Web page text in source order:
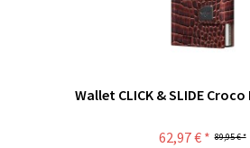
Wallet CLICK & SLIDE
89,95 € *
62,97 € *